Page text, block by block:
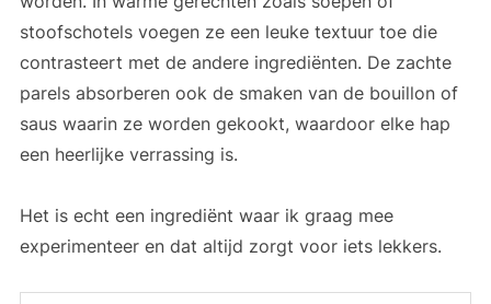
stoofschotels voegen ze een leuke textuur toe die
contrasteert met de andere ingrediënten. De zachte
parels absorberen ook de smaken van de bouillon of
saus waarin ze worden gekookt, waardoor elke hap
een heerlijke verrassing is.
Het is echt een ingrediënt waar ik graag mee
experimenteer en dat altijd zorgt voor iets lekkers.